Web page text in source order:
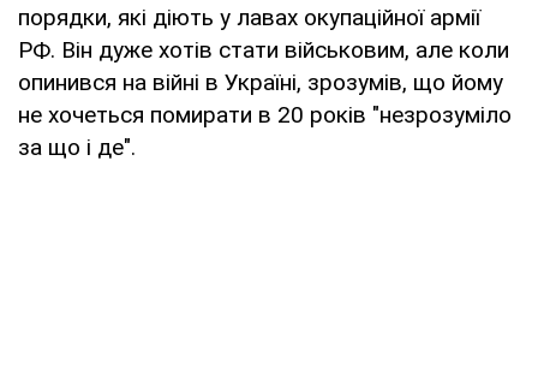
порядки, які діють у лавах окупаційної армії
РФ. Він дуже хотів стати військовим, але коли
опинився на війні в Україні, зрозумів, що йому
не хочеться помирати в 20 років "незрозуміло
за що і де".